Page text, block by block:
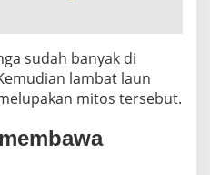
sudah banyak di
lambat laun
mitos tersebut.